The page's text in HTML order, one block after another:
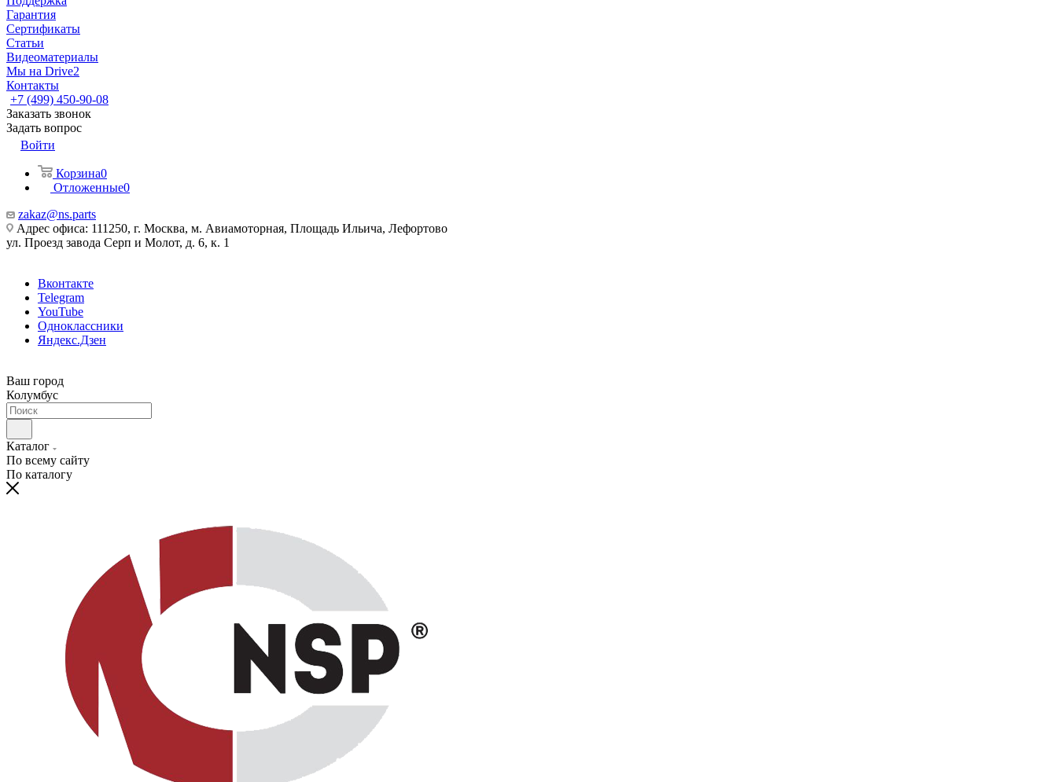
Гарантия
Сертификаты
Статьи
Видеоматериалы
Мы на Drive2
Контакты
+7 (499) 450-90-08
Заказать звонок
Задать вопрос
Войти
Корзина0
Отложенные0
zakaz@ns.parts
Адрес офиса: 111250, г. Москва, м. Авиамоторная, Площадь Ильича, Лефортово
ул. Проезд завода Серп и Молот, д. 6, к. 1
Вконтакте
Telegram
YouTube
Одноклассники
Яндекс.Дзен
Ваш город
Колумбус
Каталог
По всему сайту
По каталогу